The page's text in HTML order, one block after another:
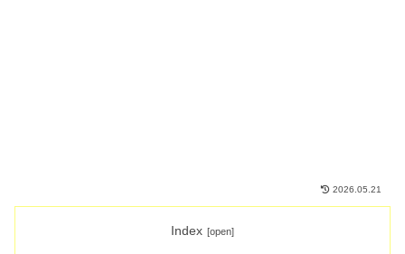
2026.05.21
Index